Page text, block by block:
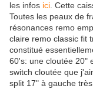
les infos ici . Cette
Toutes les peaux de
résonances remo
claire remo classic fit
constitué
60's: une cloutée 20"
switch cloutée que
split 17" à gauche